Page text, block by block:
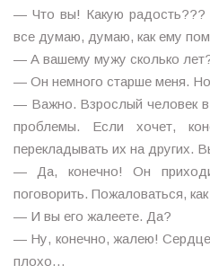
— Что вы! Какую
все думаю, думаю, как ему
— А вашему мужу сколько
— Он немного старше меня.
— Важно. Взрослый человек в
проблемы. Если хочет,
перекладывать их на других.
— Да, конечно! Он
поговорить. Пожаловаться,
— И вы его жалеете. Да?
— Ну, конечно, жалею!
плохо…